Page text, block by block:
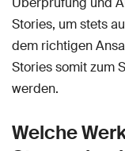
Stories, um stets
dem richtigen
Stories somit zum
werden.
Welche